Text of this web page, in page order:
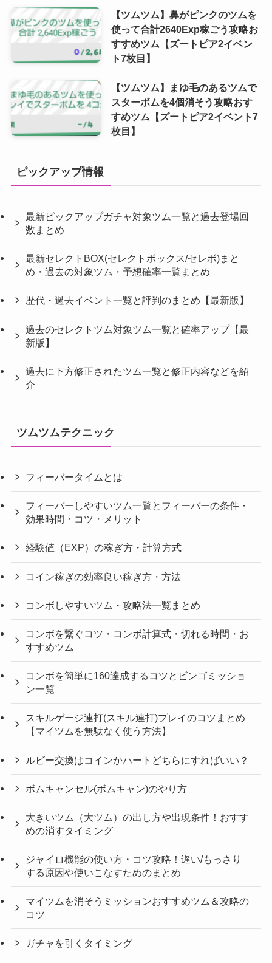
【ツムツム】鼻がピンクのツムを
使って合計2640Exp稼ごう攻略お
すすめツム【ズートピア2イベン
ト7枚目】
【ツムツム】まゆ毛のあるツムで
スターボムを4個消そう攻略おす
すめツム【ズートピア2イベント7
枚目】
ピックアップ情報
最新ピックアップガチャ対象ツム一覧と過去登場回
数まとめ
最新セレクトBOX(セレクトボックス/セレボ)まと
め・過去の対象ツム・予想確率一覧まとめ
歴代・過去イベント一覧と評判のまとめ【最新版】
過去のセレクトツム対象ツム一覧と確率アップ【最
新版】
過去に下方修正されたツム一覧と修正内容などを紹
介
ツムツムテクニック
フィーバータイムとは
フィーバーしやすいツム一覧とフィーバーの条件・
効果時間・コツ・メリット
経験値（EXP）の稼ぎ方・計算方式
コイン稼ぎの効率良い稼ぎ方・方法
コンボしやすいツム・攻略法一覧まとめ
コンボを繋ぐコツ・コンボ計算式・切れる時間・お
すすめツム
コンボを簡単に160達成するコツとビンゴミッショ
ン一覧
スキルゲージ連打(スキル連打)プレイのコツまとめ
【マイツムを無駄なく使う方法】
ルビー交換はコインかハートどちらにすればいい？
ボムキャンセル(ボムキャン)のやり方
大きいツム（大ツム）の出し方や出現条件！おすす
めの消すタイミング
ジャイロ機能の使い方・コツ攻略！遅い/もっさり
する原因や使いこなすためのまとめ
マイツムを消そうミッションおすすめツム＆攻略の
コツ
ガチャを引くタイミング